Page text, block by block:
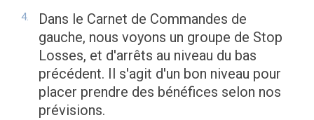
Dans le Carnet de Commandes de
gauche, nous voyons un groupe de Stop
Losses, et d'arrêts au niveau du bas
précédent. Il s'agit d'un bon niveau pour
placer prendre des bénéfices selon nos
prévisions.